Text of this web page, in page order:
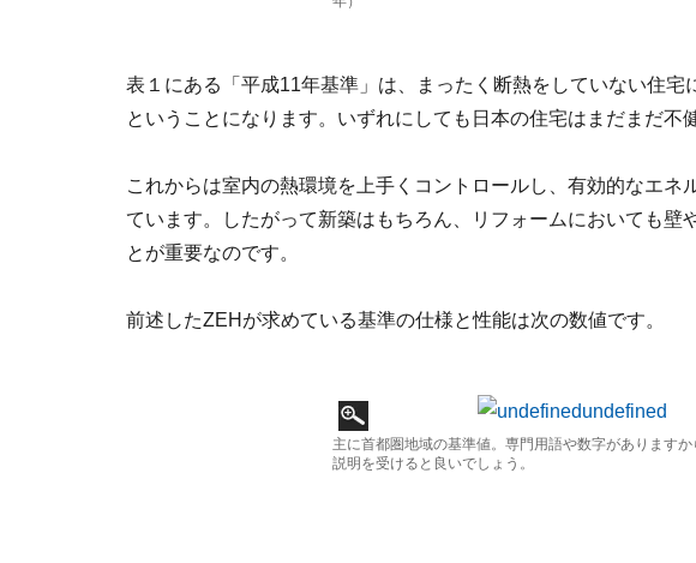
表１にある「平成11年基準」は、まったく断熱をしていない住宅
ということになります。いずれにしても日本の住宅はまだまだ不
これからは室内の熱環境を上手くコントロールし、有効的なエネ
ています。したがって新築はもちろん、リフォームにおいても壁
とが重要なのです。
前述したZEHが求めている基準の仕様と性能は次の数値です。
主に首都圏地域の基準値。専門用語や数字があります
説明を受けると良いでしょう。